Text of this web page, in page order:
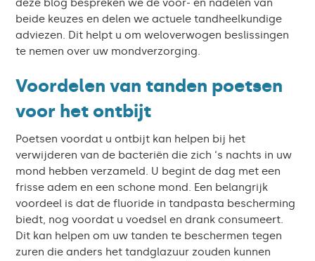
deze blog bespreken we de voor- en nadelen van
beide keuzes en delen we actuele tandheelkundige
adviezen. Dit helpt u om weloverwogen beslissingen
te nemen over uw mondverzorging.
Voordelen van tanden poetsen
voor het ontbijt
Poetsen voordat u ontbijt kan helpen bij het
verwijderen van de bacteriën die zich ‘s nachts in uw
mond hebben verzameld. U begint de dag met een
frisse adem en een schone mond. Een belangrijk
voordeel is dat de fluoride in tandpasta bescherming
biedt, nog voordat u voedsel en drank consumeert.
Dit kan helpen om uw tanden te beschermen tegen
zuren die anders het tandglazuur zouden kunnen